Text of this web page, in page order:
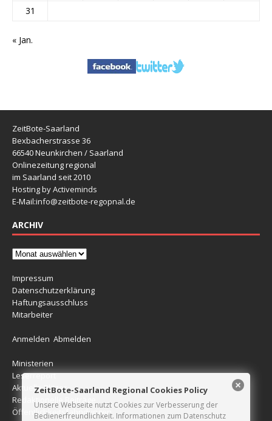
31
« Jan.
ZeitBote-Saarland
Bexbacherstrasse 36
66540 Neunkirchen / Saarland
Onlinezeitung regional
im Saarland seit 2010
Hosting by Activeminds
E-Mail:info@zeitbote-regopnal.de
ARCHIV
Impressum
Datenschutzerklärung
Haftungsausschluss
Mitarbeiter
Anmelden Abmelden
Ministerien
Leserreport
Aktuelle Blitzer
Redaktionelle Beiträge
Öffentlichkeitsfahndungen
ZeitBote-Saarland Regional Cookies Policy
Unsere Webseite nutzt Cookies zur Verbesserung der
Bedienerfreundlichkeit. Informationen zum Datenschutz